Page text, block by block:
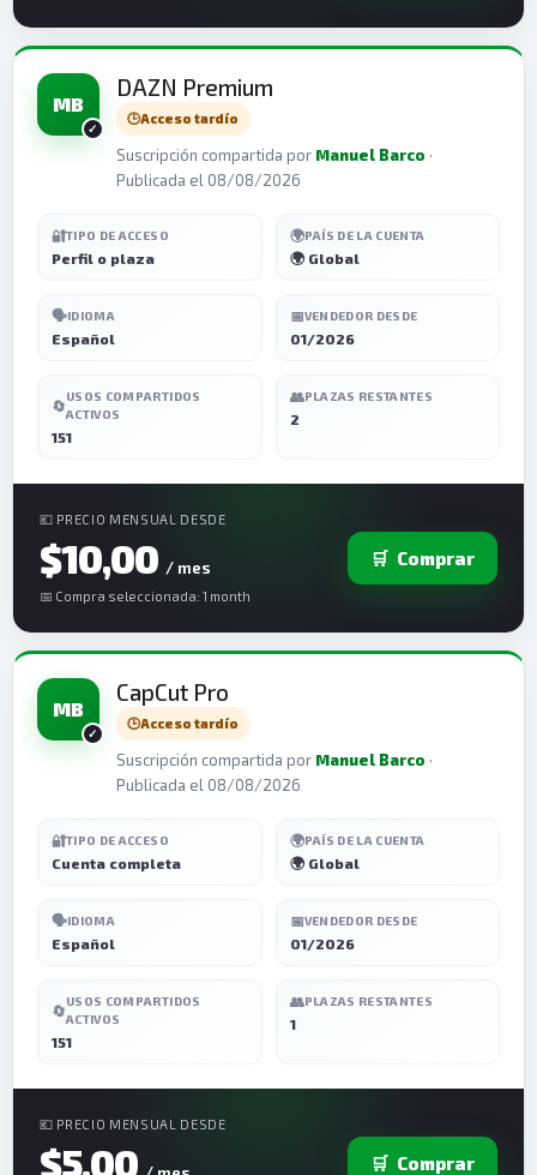
MB
DAZN Premium
🕒Acceso tardío
Suscripción compartida por Manuel Barco ·
Publicada el 08/08/2026
🔐TIPO DE ACCESO
Perfil o plaza
🌍PAÍS DE LA CUENTA
🌍 Global
🗣️IDIOMA
Español
📅VENDEDOR DESDE
01/2026
🔄
USOS COMPARTIDOS
ACTIVOS
151
👥PLAZAS RESTANTES
2
💶 PRECIO MENSUAL DESDE
$10,00 / mes
📅 Compra seleccionada: 1 month
🛒 Comprar
MB
CapCut Pro
🕒Acceso tardío
Suscripción compartida por Manuel Barco ·
Publicada el 08/08/2026
🔐TIPO DE ACCESO
Cuenta completa
🌍PAÍS DE LA CUENTA
🌍 Global
🗣️IDIOMA
Español
📅VENDEDOR DESDE
01/2026
🔄
USOS COMPARTIDOS
ACTIVOS
151
👥PLAZAS RESTANTES
1
💶 PRECIO MENSUAL DESDE
$5,00 🛒 Comprar